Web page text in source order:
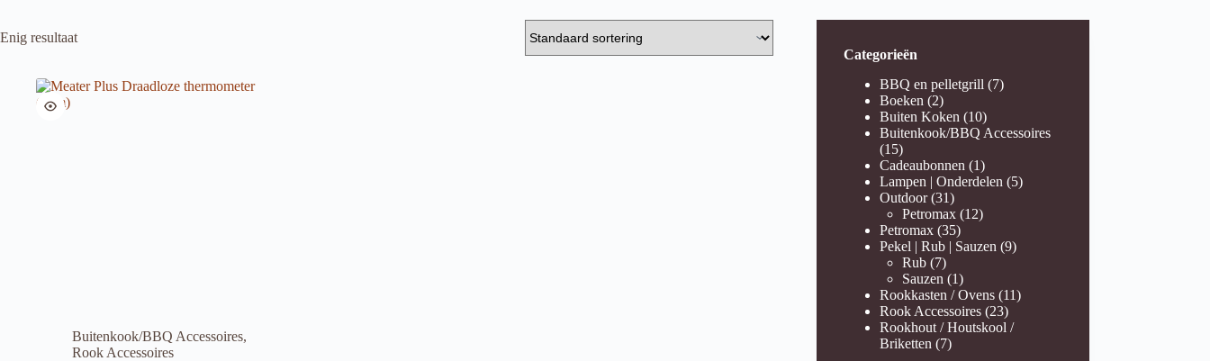
Enig resultaat
Buitenkook/BBQ Accessoires,
Rook Accessoires
Categorieën
BBQ en pelletgrill
77
Boeken 22
producten
Buiten Koken 1010
producten
Buitenkook/BBQ Accessoires
1515
producten
Cadeaubonnen 11
product
Lampen | Onderdelen 55
Outdoor 3131
producten
Petromax 1212
Petromax 3535
producten
Pekel | Rub | Sauzen 99
Rub 77
producten
Sauzen 11
product
Rookkasten / Ovens 1111
Rook Accessoires 2323
producten
Rookhout / Houtskool /
Briketten
77